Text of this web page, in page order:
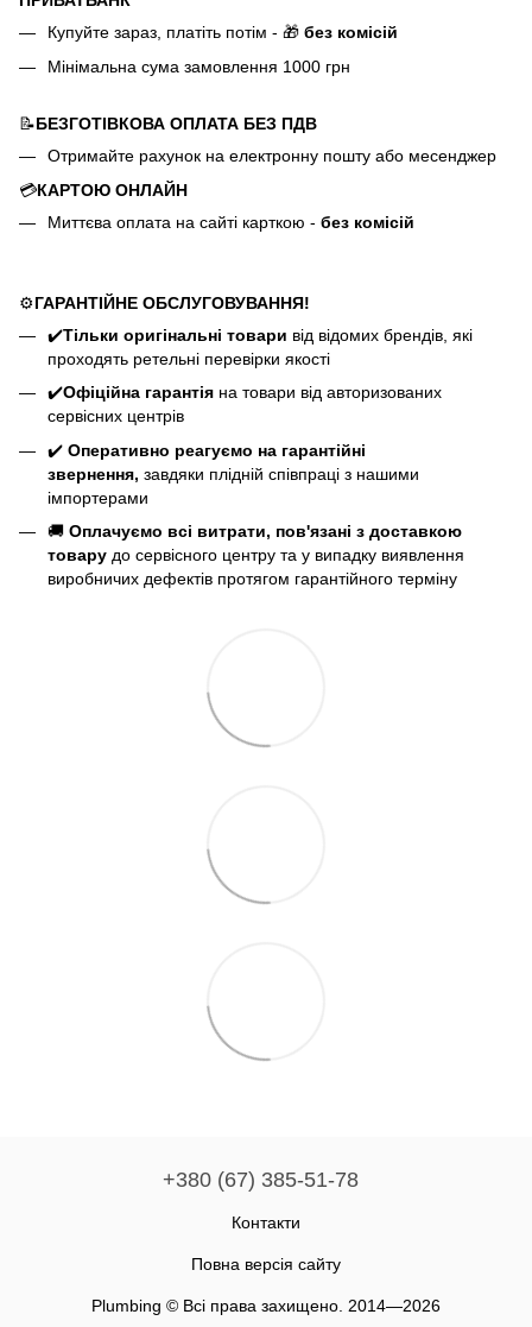
Купуйте зараз, платіть потім - 🎁 без комісій
Мінімальна сума замовлення 1000 грн
📝БЕЗГОТІВКОВА ОПЛАТА БЕЗ ПДВ
Отримайте рахунок на електронну пошту або месенджер
💳КАРТОЮ ОНЛАЙН
Миттєва оплата на сайті карткою - без комісій
⚙️ГАРАНТІЙНЕ ОБСЛУГОВУВАННЯ!
✔️Тільки оригінальні товари від відомих брендів, які
проходять ретельні перевірки якості
✔️Офіційна гарантія на товари від авторизованих
сервісних центрів
✔️ Оперативно реагуємо на гарантійні
звернення, завдяки плідній співпраці з нашими
імпортерами
🚚 Оплачуємо всі витрати, пов'язані з доставкою
товару до сервісного центру та у випадку виявлення
виробничих дефектів протягом гарантійного терміну
+380 (67) 385-51-78
Контакти
Повна версія сайту
Plumbing © Всі права захищено. 2014—2026